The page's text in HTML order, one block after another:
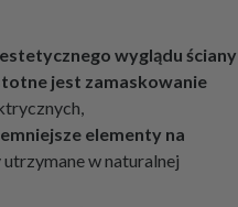
wyglądu ściany
jest zamaskowanie
elementy na
w naturalnej